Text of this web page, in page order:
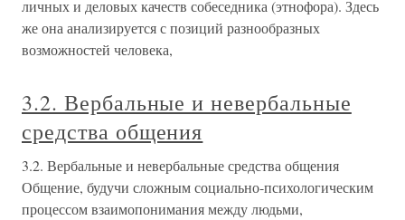
личных и деловых качеств собеседника (этнофора). Здесь
же она анализируется с позиций разнообразных
возможностей человека,
3.2. Вербальные и невербальные
средства общения
3.2. Вербальные и невербальные средства общения
Общение, будучи сложным социально-психологическим
процессом взаимопонимания между людьми,